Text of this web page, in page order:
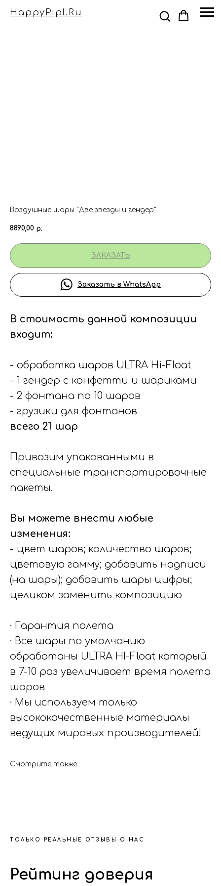
HappyPipl.ru
Воздушные шары "Две звезды и гендер"
8890,00 р.
ЗАКАЗАТЬ
Заказать в WhatsApp
В стоимость данной композиции
входит:
- обработка шаров ULTRA Hi-Float
- 1 гендер с конфетти и шариками
- 2 фонтана по 10 шаров
- грузики для фонтанов
всего 21 шар
Привозим упакованными в
специальные транспортировочные
пакеты.
Вы можете внести любые
изменения:
- цвет шаров; количество шаров;
цветовую гамму; добавить надписи
(на шары); добавить шары цифры;
целиком заменить композицию
· Гарантия полета
· Все шары по умолчанию
обработаны ULTRA HI-Float который
в 7-10 раз увеличивает время полета
шаров
· Мы используем только
высококачественные материалы
ведущих мировых производителей!
Смотрите также
ТОЛЬКО РЕАЛЬНЫЕ ОТЗЫВЫ О НАС
Рейтинг доверия